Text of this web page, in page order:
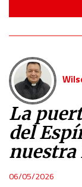
La
del
nuestra
06/05/2026